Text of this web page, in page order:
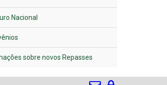
Nacional
sobre novos Repasses